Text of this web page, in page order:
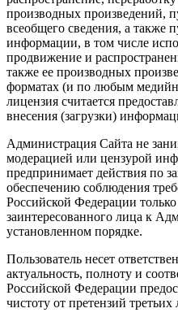
производных произведений,
всеобщего сведения, а также
информации, в том числе
продвижение и
также ее производных
форматах (и по любым
лицензия считается
внесения (загрузки)
Администрация Сайта не
модерацией или цензурой
предпринимает действия по
обеспечению соблюдения
Российской Федерации
заинтересованного лица к
установленном порядке.
Пользователь несет
актуальность, полноту и
Российской Федерации
чистоту от претензий третьих